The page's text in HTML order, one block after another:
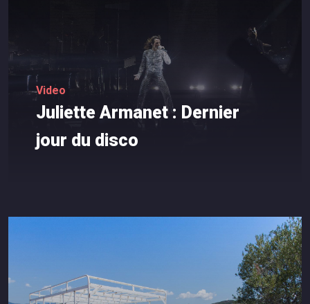
Video
Juliette Armanet : Dernier
jour du disco